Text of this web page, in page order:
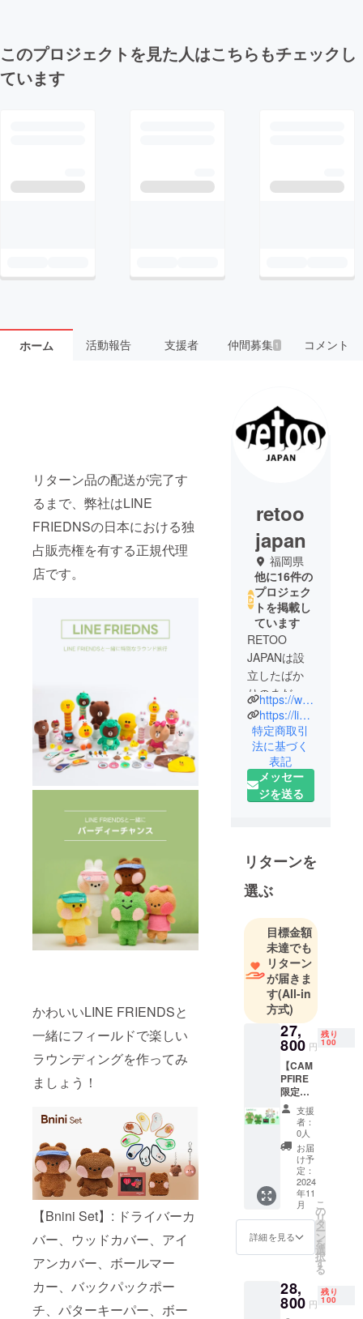
このプロジェクトを見た人はこちらもチェックし
ています
ホーム 活動報告 支援者 仲間募集 1 コメント
リターン品の配送が完了す
るまで、弊社はLINE
FRIEDNSの日本における独
占販売権を有する正規代理
店です。
かわいいLINE FRIENDSと
一緒にフィールドで楽しい
ラウンディングを作ってみ
ましょう！
【Bnini Set】: ドライバーカ
バー、ウッドカバー、アイ
アンカバー、ボールマー
カー、バックパックポー
チ、パターキーパー、ボー
retoo
japan
福岡県
他に16件の
プロジェク
トを掲載し
ています
RETOO
JAPANは設
立したばか
りのまだま
だ歴史の浅
い会社で、
Travel &
luggageの本
質を考える
キャリアと
です。キャ
リアの本質
である旅行
運搬する上
で、丈夫な
材質と車輪
に最も気を
使います。
皆様の楽し
いひと時を
作るアイテ
ムをお届け
したい！そ
の一心で、
当プロジェ
クトに取り
組んで参り
少しでも多
くの方にご
だけました
ざいます
https://www.instagram.com/retoo_japan/
https://lin.ee/cg8N0tF
特定商取引
法に基づく
表記
メッセー
ジを送る
リターンを
選ぶ
目標金額
未達でも
リターン
が届きま
す(All-in
方式)
27,
800 円
残り
100
【CAM
PFIRE
限定】
Lenini
Set
【リ
ターン
内容】
・ドラ
イバー
バー、
ウッド
カ
バー、
アイア
バー、
ボール
マー
支援
者：
0人
お届
け予
定：
2024
年11
月
詳細を見る
こ
の
リ
タ
ー
ン
を
選
択
す
る
28,
800 円
残り
100